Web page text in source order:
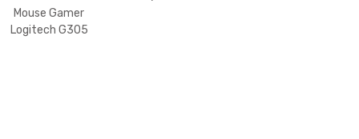
Mouse Gamer
Logitech G305